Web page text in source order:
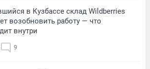
в Кузбассе склад Wildberries
возобновить работу — что
внутри
9